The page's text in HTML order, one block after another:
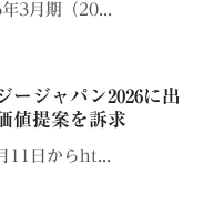
3月期（20...
ージャパン2026に出
値提案を訴求
11日からht...